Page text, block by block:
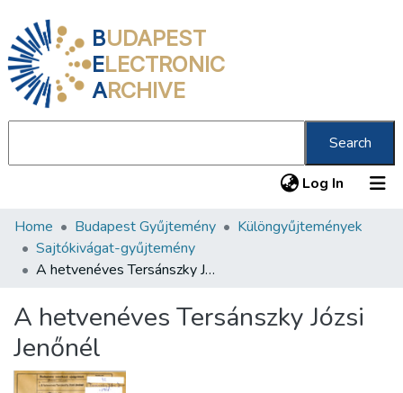
BUDAPEST
ELECTRONIC
ARCHIVE
Search
Log In (current)
Communities & Collections
All of DSpace
About us
Home Budapest Gyűjtemény
Különgyűjtemények
Sajtókivágat-gyűjtemény
A hetvenéves Tersánszky Józsi Jenőnél
A hetvenéves Tersánszky Józsi
Jenőnél